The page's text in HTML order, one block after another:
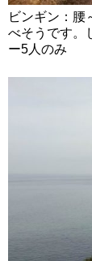
ビンギン：腰
べそうです。
ー5人のみ